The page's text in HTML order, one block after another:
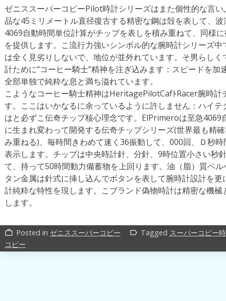
ゼニススーパーコピーPilot時計シリーズはまた個性的な言
品な45ミリメートル直径復古する精密な鋼は殻を表して、
4069自動時間単位計算がチップを表しを積み重ねて、同様
を提供します。こ流行力強いシンボル的な腕時計シリーズ
は全く見劣りしないで、地位が並外れています。そ男らし
計ために“コーヒー騎士”精神を注ぎ込みます：スピードを
全部単独で純粋な息と満ち溢れています。
こようなコーヒー騎士精神はHeritagePilotCafﾄRacer腕時計
す。ここはいかなるに余っているように許しません：ハイ
はと必ずこ伝奇チップ核心理念です。ElPrimeroは至急4069
に生まれ変わって開発する伝奇チップシリーズ(世界最も精
み重ねる)、毎時間きわめて速く36振動して、000回、Ｄ秒
表示します。チップは中央時計針、分針、9時位置小さい秒
て、持って50時間動力備蓄物を上回ります。油（脂）質ベ
タン金属は針式に挿し込んでボタンを表して腕時計設計を
計純粋な特性を現します。こブランド偽物時計は精密な機
します。
work_outline Posted in ゼニススーパーコピー label_outline Tagged スーパーコピー
コピー